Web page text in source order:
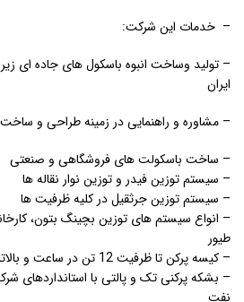
– خدمات این شرکت:
– تولید وساخت انبوه باسکول های جاده ای
ایران
– مشاوره و راهنمایی در زمینه طراحی و
– ساخت باسکولت های فروشگاهی و صنعتی
– سیستم توزین فیدر و توزین نوار نقاله ها
– سیستم توزین جرثقیل در کلیه ظرفیت ها
– انواع سیستم های توزین بچینگ بتون،
طیور
– کیسه پرکن تا ظرفیت 12 تن در ساعت و بالاتر
– بشکه پرکنی تک و پالتی با استانداردهای
نفت